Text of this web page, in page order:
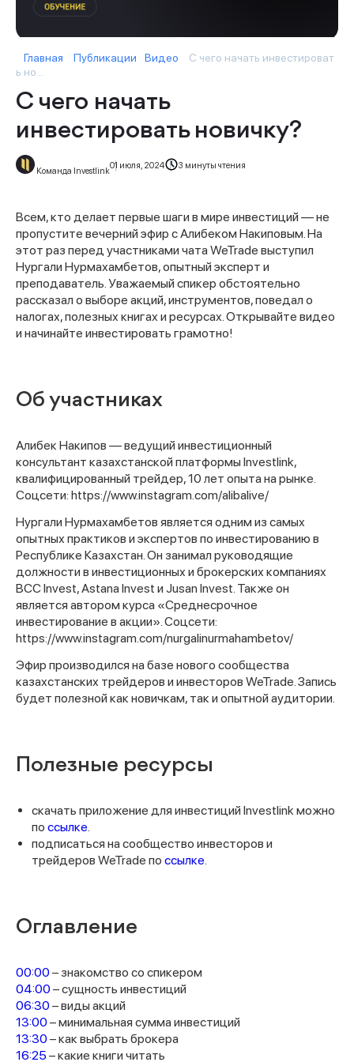
Главная Публикации Видео
С чего начать инвестироват
ь но...
С чего начать
инвестировать новичку?
Команда Investlink
01 июля, 2024 3 минуты чтения
Всем, кто делает первые шаги в мире инвестиций — не
пропустите вечерний эфир с Алибеком Накиповым. На
этот раз перед участниками чата WeTrade выступил
Нургали Нурмахамбетов, опытный эксперт и
преподаватель. Уважаемый спикер обстоятельно
рассказал о выборе акций, инструментов, поведал о
налогах, полезных книгах и ресурсах. Открывайте видео
и начинайте инвестировать грамотно!
Об участниках
Алибек Накипов — ведущий инвестиционный
консультант казахстанской платформы Investlink,
квалифицированный трейдер, 10 лет опыта на рынке.
Соцсети: https://www.instagram.com/alibalive/
Нургали Нурмахамбетов является одним из самых
опытных практиков и экспертов по инвестированию в
Республике Казахстан. Он занимал руководящие
должности в инвестиционных и брокерских компаниях
BCC Invest, Astana Invest и Jusan Invest. Также он
является автором курса «Среднесрочное
инвестирование в акции»⁠. Соцсети:
https://www.instagram.com/nurgalinurmahambetov/
Эфир производился на базе нового сообщества
казахстанских трейдеров и инвесторов WeTrade. Запись
будет полезной как новичкам, так и опытной аудитории.
Полезные ресурсы
скачать приложение для инвестиций Investlink можно
по ссылке.
подписаться на сообщество инвесторов и
трейдеров WeTrade по ссылке.
Оглавление
00:00 – знакомство со спикером
04:00 – сущность инвестиций
06:30 – виды акций
13:00 – минимальная сумма инвестиций
13:30 – как выбрать брокера
16:25 – какие книги читать
Спасибо за заявку